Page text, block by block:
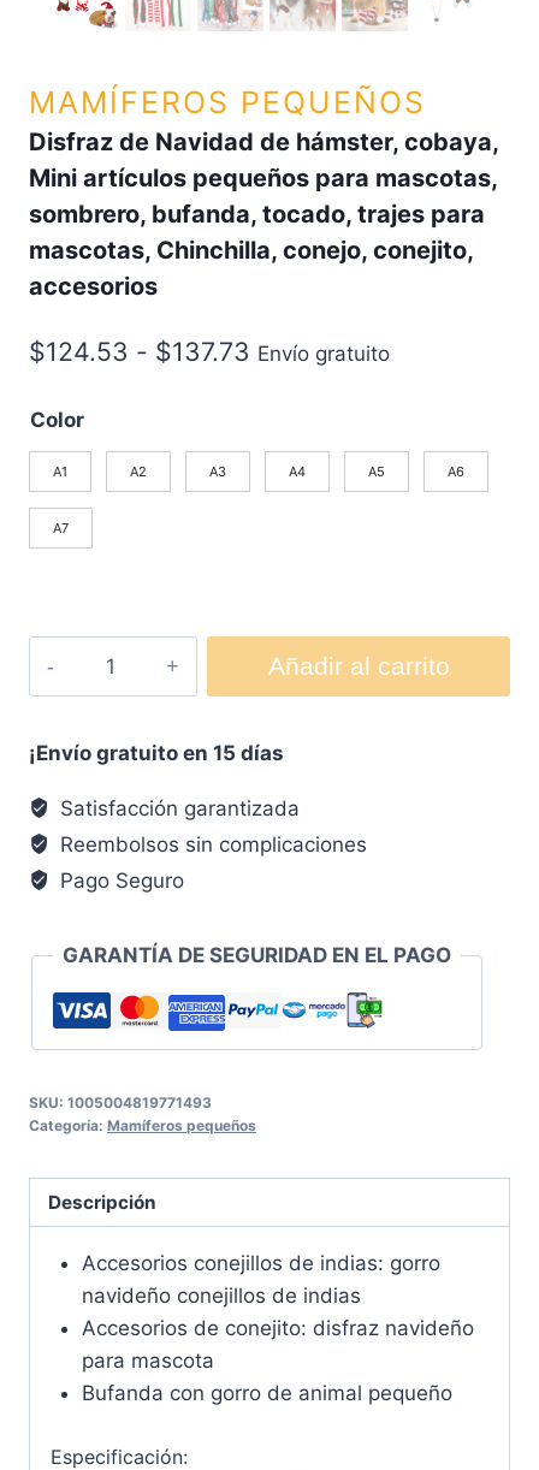
MAMÍFEROS PEQUEÑOS
Disfraz de Navidad de hámster, cobaya,
Mini artículos pequeños para mascotas,
sombrero, bufanda, tocado, trajes para
mascotas, Chinchilla, conejo, conejito,
accesorios
$124.53 - $137.73 Envío gratuito
Color
A1 A2 A3 A4 A5 A6
A7
Añadir al carrito
¡Envío gratuito en 15 días
Satisfacción garantizada
Reembolsos sin complicaciones
Pago Seguro
GARANTÍA DE SEGURIDAD EN EL PAGO
SKU: 1005004819771493
Categoría: Mamíferos pequeños
Descripción
Accesorios conejillos de indias: gorro
navideño conejillos de indias
Accesorios de conejito: disfraz navideño
para mascota
Bufanda con gorro de animal pequeño
Especificación: